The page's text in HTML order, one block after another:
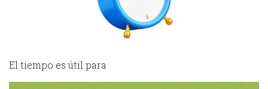
El tiempo es útil para